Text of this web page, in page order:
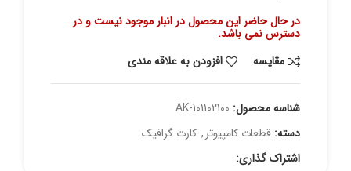
در حال حاضر این محصول در انبار موجود نیست و در
دسترس نمی باشد.
مقايسه
افزودن به علاقه مندی
شناسه محصول: AK-101102100
دسته: قطعات کامپیوتر , کارت گرافیک
اشتراک گذاری: